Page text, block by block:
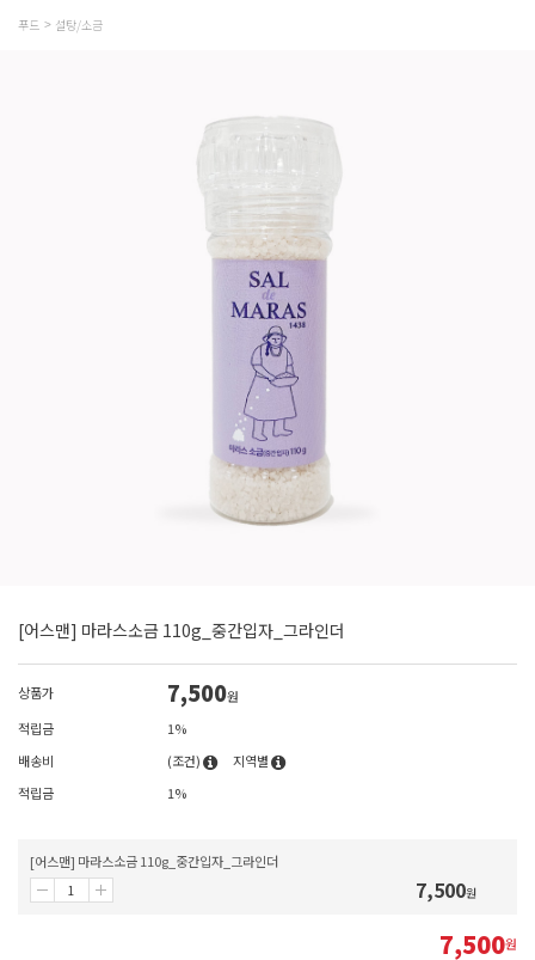
푸드 설탕/소금
[어스맨] 마라스소금 110g_중간입자_그라인더
상품가 7,500원
적립금
1%
배송비
(조건)
지역별
적립금
1%
[어스맨] 마라스소금 110g_중간입자_그라인더
7,500원
7,500원